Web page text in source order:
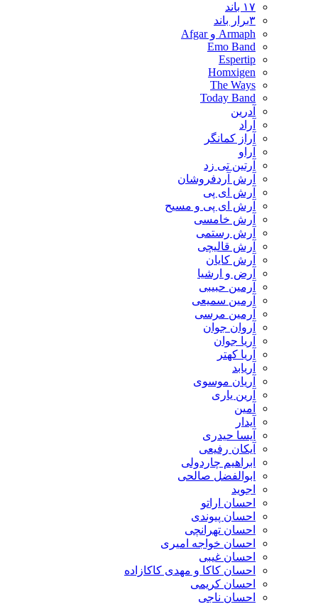
۱۷ باند
۳برار باند
Armaph و Afgar
Emo Band
Espertip
Homxigen
The Ways
Today Band
آدرین
آراد
آراز کمانگر
آراو
آرتین تی زد
آرش آردفروشان
آرش ای پی
آرش ای پی و مسیح
آرش خامسی
آرش رستمی
آرش قالیچی
آرش کایان
​آرض و ارشیا
آرمین حبیبی
آرمین سمیعی
آرمین مرسی
آروان جوان
آریا جوان
آریا کهتر
آریابد
آریان موسوی
آرین یاری
آمین
آیدار
آیسا حیدری
آیکان رفیعی
ابراهیم چاردولی
ابوالفضل صالحی
اجوید
احسان اراتو
احسان پیوندی
احسان تهرانچی
احسان خواجه امیری
احسان غیبی
احسان کاکا و مهدی کاکازاده
احسان کریمی
احسان ناجی